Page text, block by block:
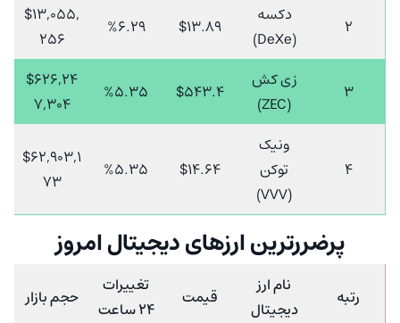
2
دکسه
(DeXe)
$13.89
%6.29
$13,055,
256
3
زی کش
(ZEC)
$543.4
%5.35
$626,24
7,304
4
ونیک
توکن
(VVV)
$14.64
%5.35
$62,903,1
73
پرضررترین ارزهای دیجیتال امروز
رتبه
نام ارز
دیجیتال
قیمت
تغییرات
24 ساعت
حجم بازار